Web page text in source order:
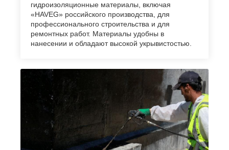
гидроизоляционные материалы, включая
«HAVEG» российского производства, для
профессионального строительства и для
ремонтных работ. Материалы удобны в
нанесении и обладают высокой укрывистостью.